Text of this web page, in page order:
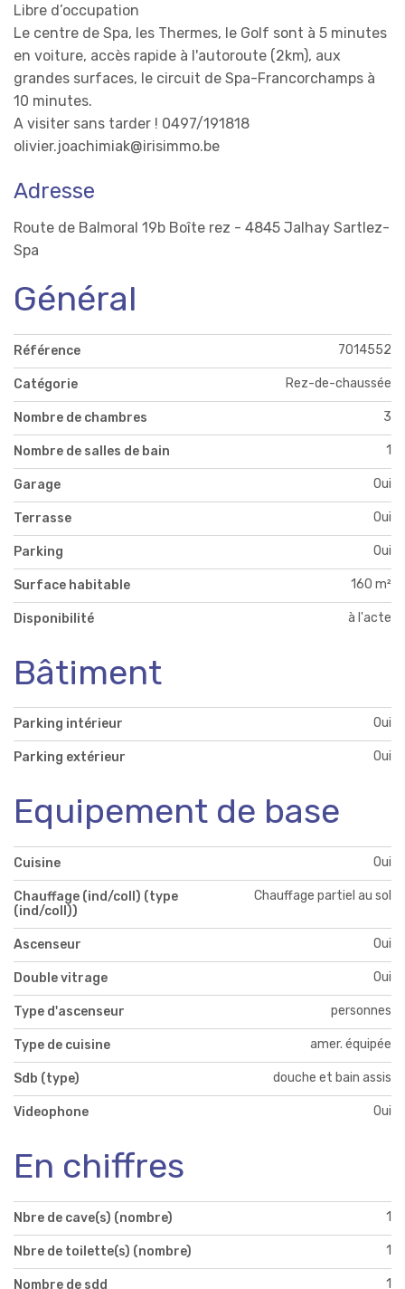
Libre d’occupation
Le centre de Spa, les Thermes, le Golf sont à 5 minutes
en voiture, accès rapide à l'autoroute (2km), aux
grandes surfaces, le circuit de Spa-Francorchamps à
10 minutes.
A visiter sans tarder ! 0497/191818
olivier.joachimiak@irisimmo.be
Adresse
Route de Balmoral 19b Boîte rez - 4845 Jalhay Sartlez-
Spa
Général
Référence 7014552
Catégorie Rez-de-chaussée
Nombre de chambres 3
Nombre de salles de bain 1
Garage Oui
Terrasse Oui
Parking Oui
Surface habitable 160 m²
Disponibilité à l'acte
Bâtiment
Parking intérieur Oui
Parking extérieur Oui
Equipement de base
Cuisine Oui
Chauffage (ind/coll) (type
(ind/coll))
Chauffage partiel au sol
Ascenseur Oui
Double vitrage Oui
Type d'ascenseur personnes
Type de cuisine amer. équipée
Sdb (type) douche et bain assis
Videophone Oui
En chiffres
Nbre de cave(s) (nombre) 1
Nbre de toilette(s) (nombre) 1
Nombre de sdd 1